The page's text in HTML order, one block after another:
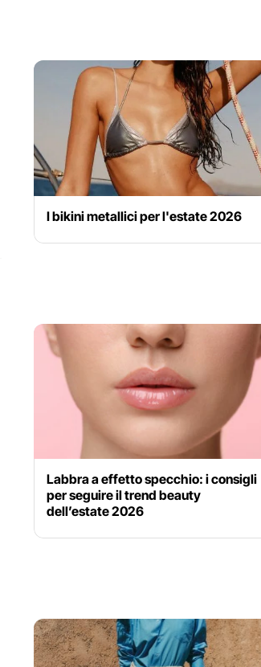
I bikini metallici per l'estate 2026
Labbra a effetto specchio: i consigli
per seguire il trend beauty
dell’estate 2026